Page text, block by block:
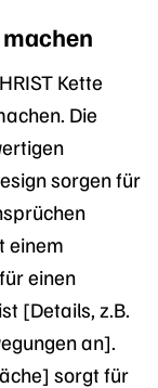
Kette
Die
sorgen für
einem
einen
[Details, z.B.
an].
sorgt für